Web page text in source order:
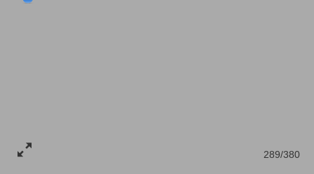
289/380